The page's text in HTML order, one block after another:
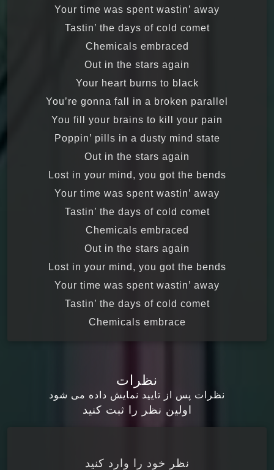
Your time was spent wastin’ away
Tastin’ the days of cold comet
Chemicals embraced
Out in the stars again
Your heart burns to black
You’re gonna fall in a broken parallel
You fill your brains to kill your pain
Poppin’ pills in a dusty mind state
Out in the stars again
Lost in your mind, you got the bends
Your time was spent wastin’ away
Tastin’ the days of cold comet
Chemicals embraced
Out in the stars again
Lost in your mind, you got the bends
Your time was spent wastin’ away
Tastin’ the days of cold comet
Chemicals embrace
نظرات
نظرات پس از تایید نمایش داده می شود
اولین نظر را ثبت کنید
نظر خود را وارد کنید